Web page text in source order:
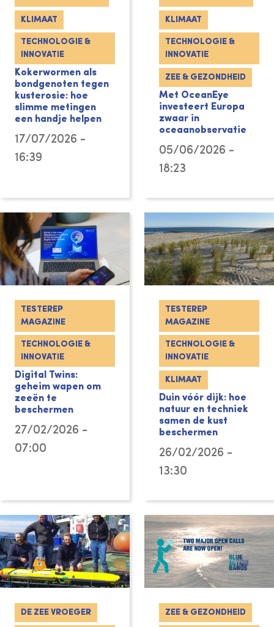
KLIMAAT
TECHNOLOGIE &
INNOVATIE
Kokerwormen als
bondgenoten tegen
kusterosie: hoe
slimme metingen
een handje helpen
17/07/2026 -
16:39
KLIMAAT
TECHNOLOGIE &
INNOVATIE
ZEE & GEZONDHEID
Met OceanEye
investeert Europa
zwaar in
oceaanobservatie
05/06/2026 -
18:23
TESTEREP
MAGAZINE
TECHNOLOGIE &
INNOVATIE
Digital Twins:
geheim wapen om
zeeën te
beschermen
27/02/2026 -
07:00
TESTEREP
MAGAZINE
TECHNOLOGIE &
INNOVATIE
KLIMAAT
Duin vóór dijk: hoe
natuur en techniek
samen de kust
beschermen
26/02/2026 -
13:30
DE ZEE VROEGER ZEE & GEZONDHEID